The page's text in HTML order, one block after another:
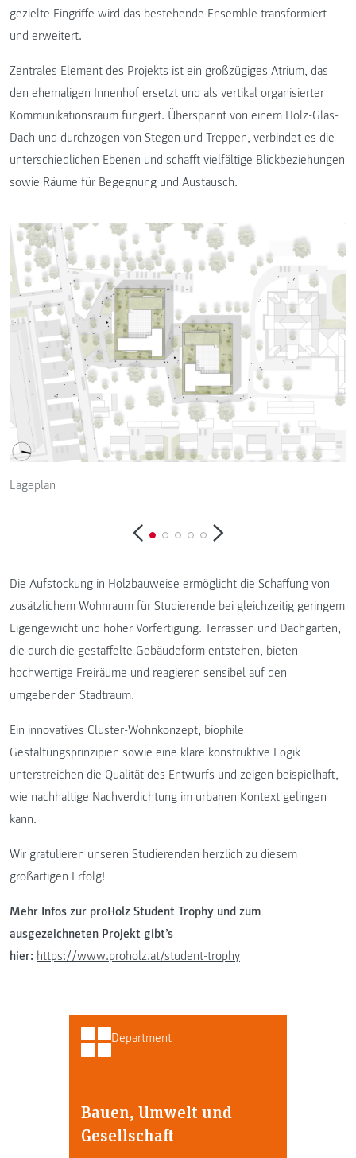
Department
Bauen, Umwelt und
Gesellschaft
gezielte Eingriffe wird das bestehende Ensemble transformiert
und erweitert.
Zentrales Element des Projekts ist ein großzügiges Atrium, das
den ehemaligen Innenhof ersetzt und als vertikal organisierter
Kommunikationsraum fungiert. Überspannt von einem Holz-Glas-
Dach und durchzogen von Stegen und Treppen, verbindet es die
unterschiedlichen Ebenen und schafft vielfältige Blickbeziehungen
sowie Räume für Begegnung und Austausch.
Lageplan
Die Aufstockung in Holzbauweise ermöglicht die Schaffung von
zusätzlichem Wohnraum für Studierende bei gleichzeitig geringem
Eigengewicht und hoher Vorfertigung. Terrassen und Dachgärten,
die durch die gestaffelte Gebäudeform entstehen, bieten
hochwertige Freiräume und reagieren sensibel auf den
umgebenden Stadtraum.
Ein innovatives Cluster-Wohnkonzept, biophile
Gestaltungsprinzipien sowie eine klare konstruktive Logik
unterstreichen die Qualität des Entwurfs und zeigen beispielhaft,
wie nachhaltige Nachverdichtung im urbanen Kontext gelingen
kann.
Wir gratulieren unseren Studierenden herzlich zu diesem
großartigen Erfolg!
Mehr Infos zur proHolz Student Trophy und zum
ausgezeichneten Projekt gibt’s
hier: https://www.proholz.at/student-trophy